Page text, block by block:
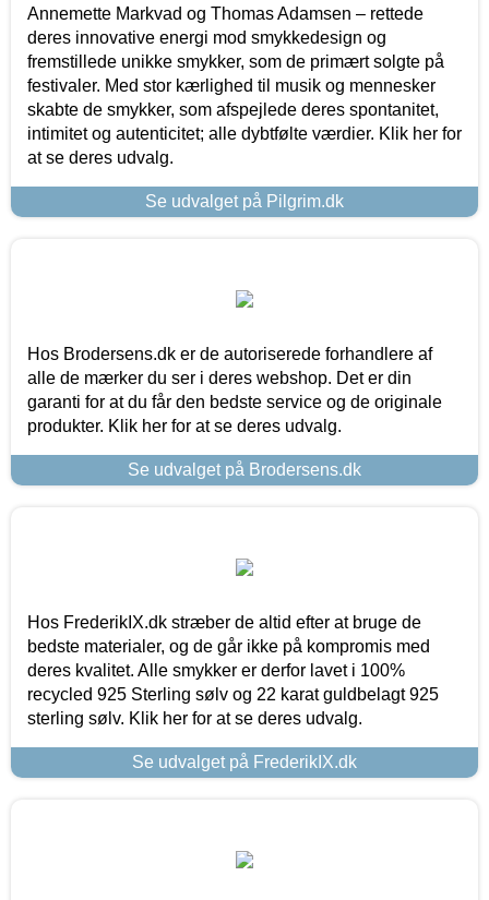
Annemette Markvad og Thomas Adamsen – rettede
deres innovative energi mod smykkedesign og
fremstillede unikke smykker, som de primært solgte på
festivaler. Med stor kærlighed til musik og mennesker
skabte de smykker, som afspejlede deres spontanitet,
intimitet og autenticitet; alle dybtfølte værdier. Klik her for
at se deres udvalg.
Se udvalget på Pilgrim.dk
Hos Brodersens.dk er de autoriserede forhandlere af
alle de mærker du ser i deres webshop. Det er din
garanti for at du får den bedste service og de originale
produkter. Klik her for at se deres udvalg.
Se udvalget på Brodersens.dk
Hos FrederikIX.dk stræber de altid efter at bruge de
bedste materialer, og de går ikke på kompromis med
deres kvalitet. Alle smykker er derfor lavet i 100%
recycled 925 Sterling sølv og 22 karat guldbelagt 925
sterling sølv. Klik her for at se deres udvalg.
Se udvalget på FrederikIX.dk